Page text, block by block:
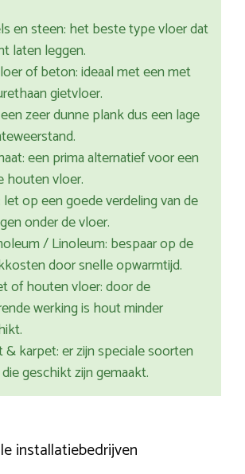
en steen: het beste type vloer dat
laten leggen.
of beton: ideaal met een met
gietvloer.
zeer dunne plank dus een lage
een prima alternatief voor een
houten vloer.
let op een goede verdeling van de
onder de vloer.
/ Linoleum: bespaar op de
door snelle opwarmtijd.
of houten vloer: door de
werking is hout minder
& karpet: er zijn speciale soorten
geschikt zijn gemaakt.
installatiebedrijven